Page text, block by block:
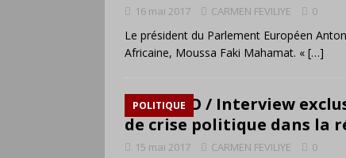
16 mai 2017 CARMEN FEVILIYE 0
Le président du Parlement Européen
Africaine, Moussa Faki Mahamat. « […]
POLITIQUE
CONGO / Interview
de crise politique dans la
15 mai 2017 CARMEN FEVILIYE 0